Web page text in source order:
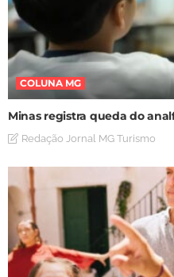
COLUNA MG
Minas registra queda do
Redação Jornal MG Turismo